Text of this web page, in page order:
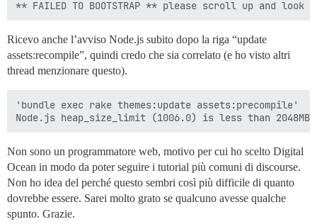
Ricevo anche l’avviso Node.js subito dopo la riga “update
assets:recompile”, quindi credo che sia correlato (e ho visto altri
thread menzionare questo).
'bundle exec rake themes:update assets:precompile'
Non sono un programmatore web, motivo per cui ho scelto Digital
Ocean in modo da poter seguire i tutorial più comuni di discourse.
Non ho idea del perché questo sembri così più difficile di quanto
dovrebbe essere. Sarei molto grato se qualcuno avesse qualche
spunto. Grazie.